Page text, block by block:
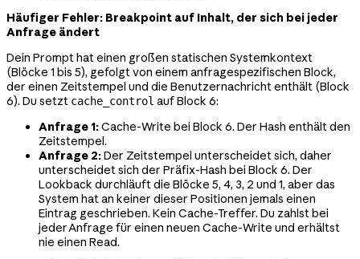
Häufiger Fehler: Breakpoint auf Inhalt, der sich bei jeder
Anfrage ändert
Dein Prompt hat einen großen statischen Systemkontext
(Blöcke 1 bis 5), gefolgt von einem anfragespezifischen Block,
der einen Zeitstempel und die Benutzernachricht enthält (Block
6). Du setzt cache_control auf Block 6:
Anfrage 1:Cache-Write bei Block 6. Der Hash enthält den
Zeitstempel.
Anfrage 2:Der Zeitstempel unterscheidet sich, daher
unterscheidet sich der Präfix-Hash bei Block 6. Der
Lookback durchläuft die Blöcke 5, 4, 3, 2 und 1, aber das
System hat an keiner dieser Positionen jemals einen
Eintrag geschrieben. Kein Cache-Treffer. Du zahlst bei
jeder Anfrage für einen neuen Cache-Write und erhältst
nie einen Read.